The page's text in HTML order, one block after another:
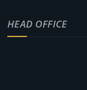
HEAD OFFICE